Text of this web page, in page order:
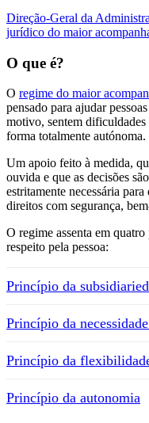
Direção-Geral da
jurídico do maior
O que é?
O regime do maior
pensado para ajudar
motivo, sentem dificuldades
forma totalmente autónoma.
Um apoio feito à medida,
ouvida e que as decisões
estritamente necessária
direitos com segurança,
O regime assenta em
respeito pela pessoa:
Princípio da
Princípio da
Princípio da
Princípio da autonomia